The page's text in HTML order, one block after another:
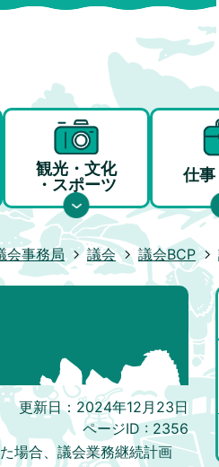
観光・文化
・スポーツ
仕
会事務局 議会 議会BCP
更新日：2024年12月23日
ページID : 2356
場合、議会業務継続計画